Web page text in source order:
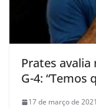
Prates
G-4: “Temos
17 de março de 2021